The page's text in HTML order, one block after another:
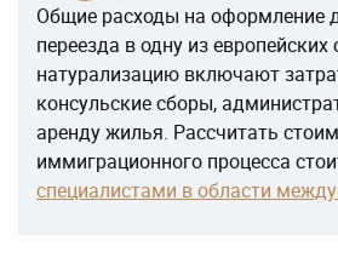
Общие расходы на оформление
переезда в одну из европейских
натурализацию включают
консульские сборы,
аренду жилья. Рассчитать
иммиграционного процесса
специалистами в области